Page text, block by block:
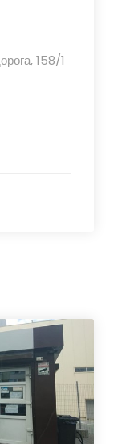
158/1